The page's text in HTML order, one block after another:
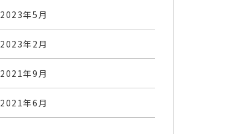
2023年5月
2023年2月
2021年9月
2021年6月